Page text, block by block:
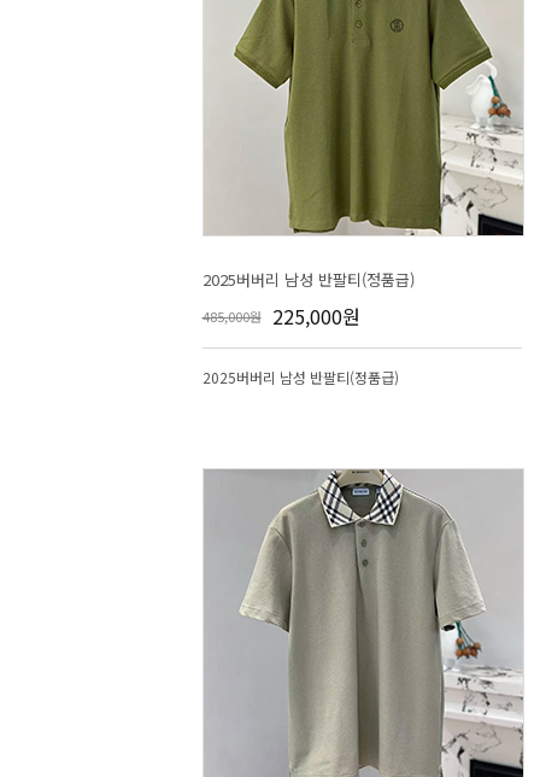
2025버버리 남성 반팔티(정품급)
485,000원 225,000원
2025버버리 남성 반팔티(정품급)